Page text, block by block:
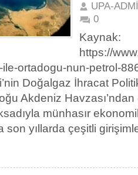
UPA-
0
Kaynak:
https://
ortadogu-nun-petrol-
Doğalgaz İhracat
Akdeniz
münhasır
son yıllarda çeşitli